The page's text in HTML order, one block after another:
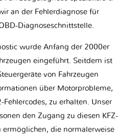
an der Fehlerdiagnose für
Diagnoseschnittstelle.
wurde Anfang der 2000er
eingeführt. Seitdem ist
von Fahrzeugen
über Motorprobleme,
Fehlercodes, zu erhalten. Unser
den Zugang zu diesen KFZ-
ermöglichen, die normalerweise